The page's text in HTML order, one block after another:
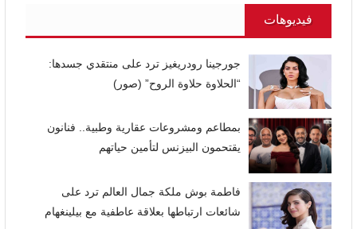
فيديوهات
جورجينا رودريغيز ترد على منتقدي جسدها:
“الحلاوة حلاوة الروح” (صور)
بمطاعم ومشروعات عقارية وطبية.. فنانون
يقتحمون البيزنس لتأمين حياتهم
فاطمة بوش ملكة جمال العالم ترد على
شائعات ارتباطها بعلاقة عاطفية مع بيلينغهام